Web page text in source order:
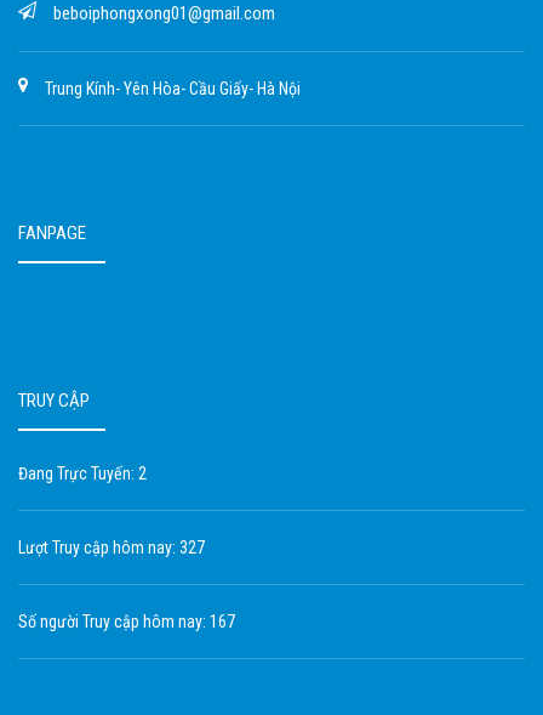
beboiphongxong01@gmail.com
Trung Kính- Yên Hòa- Cầu Giấy- Hà Nội
FANPAGE
TRUY CẬP
Đang Trực Tuyến: 2
Lượt Truy cập hôm nay: 327
Số người Truy cập hôm nay: 167